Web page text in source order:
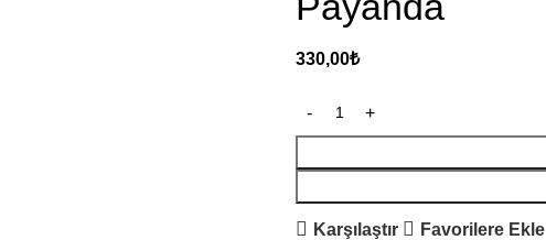
330,00₺
Karşılaştır Favorilere Ekle